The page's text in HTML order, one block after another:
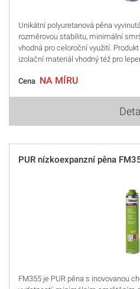
Unikátní polyuretanová pěna
rozměrovou stabilitu, minimální
vhodná pro celoroční využití.
izolační materiál vhodný též pro
Cena NA MÍRU
PUR nízkoexpanzní pěna
FM355 je PUR pěna s inovovanou